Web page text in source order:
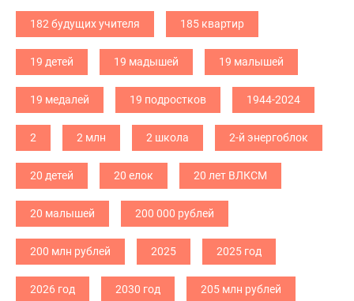
182 будущих учителя 185 квартир
19 детей 19 мадышей 19 малышей
19 медалей 19 подростков 1944-2024
2 2 млн 2 школа 2-й энергоблок
20 детей 20 елок 20 лет ВЛКСМ
20 малышей 200 000 рублей
200 млн рублей 2025 2025 год
2026 год 2030 год 205 млн рублей